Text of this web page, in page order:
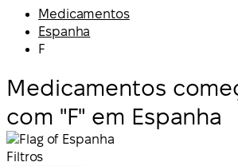
Medicamentos
Espanha
F
Medicamentos
com "F" em Espanha
Filtros